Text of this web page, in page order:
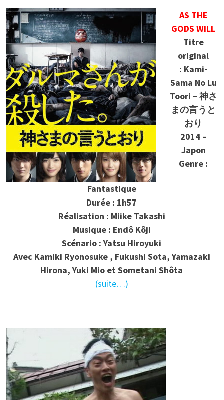
AS THE
GODS WILL
Titre
original
: Kami-
Sama No Lu
Toori – 神さ
まの言うと
おり
2014 –
Japon
Genre :
Fantastique
Durée : 1h57
Réalisation : Miike Takashi
Musique : Endô Kôji
Scénario : Yatsu Hiroyuki
Avec Kamiki Ryonosuke , Fukushi Sota, Yamazaki
Hirona, Yuki Mio et Sometani Shôta
(suite…)